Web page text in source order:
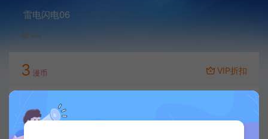
雷电闪电06
646
3 漫币 VIP折扣
立即下载